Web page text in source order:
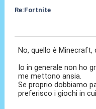
Re:Fortnite
No, quello è
Io in generale non ho
me mettono ansia.
Se proprio dobbiamo
preferisco i giochi in